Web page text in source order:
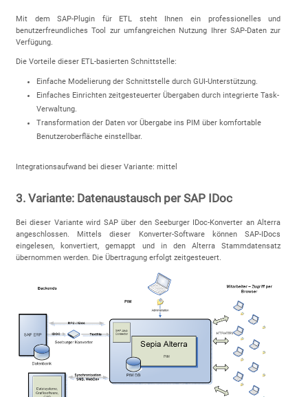
Mit dem SAP-Plugin für ETL steht Ihnen ein professionelles und
benutzerfreundliches Tool zur umfangreichen Nutzung Ihrer SAP-Daten zur
Verfügung.
Die Vorteile dieser ETL-basierten Schnittstelle:
Einfache Modelierung der Schnittstelle durch GUI-Unterstützung.
Einfaches Einrichten zeitgesteuerter Übergaben durch integrierte Task-
Verwaltung.
Transformation der Daten vor Übergabe ins PIM über komfortable
Benutzeroberfläche einstellbar.
Integrationsaufwand bei dieser Variante: mittel
3. Variante: Datenaustausch per SAP IDoc
Bei dieser Variante wird SAP über den Seeburger IDoc-Konverter an Alterra
angeschlossen. Mittels dieser Konverter-Software können SAP-IDocs
eingelesen, konvertiert, gemappt und in den Alterra Stammdatensatz
übernommen werden. Die Übertragung erfolgt zeitgesteuert.